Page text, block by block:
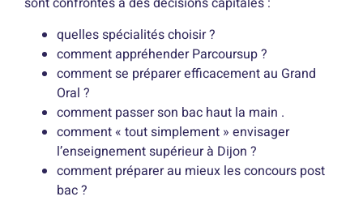
quelles spécialités choisir ?
comment appréhender Parcoursup ?
comment se préparer efficacement au Grand
Oral ?
comment passer son bac haut la main .
comment « tout simplement » envisager
l’enseignement supérieur à Dijon ?
comment préparer au mieux les concours post
bac ?